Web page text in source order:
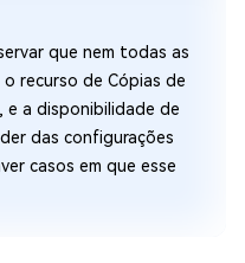
que nem todas as
recurso de Cópias de
a disponibilidade de
das configurações
casos em que esse